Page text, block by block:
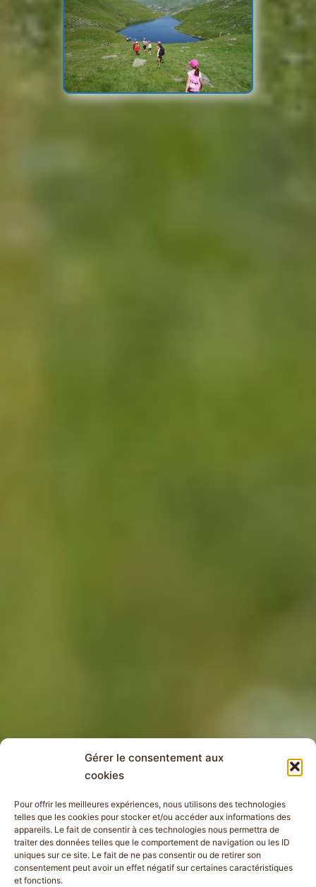
Gérer le consentement aux
cookies
Pour offrir les meilleures expériences, nous utilisons des technologies
telles que les cookies pour stocker et/ou accéder aux informations des
appareils. Le fait de consentir à ces technologies nous permettra de
traiter des données telles que le comportement de navigation ou les ID
uniques sur ce site. Le fait de ne pas consentir ou de retirer son
consentement peut avoir un effet négatif sur certaines caractéristiques
et fonctions.